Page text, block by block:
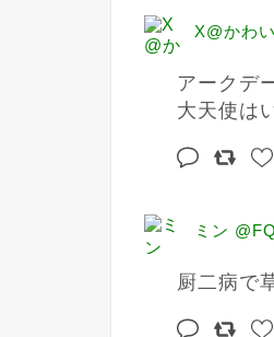
X@かわ
アークデ
大天使は
ミン
厨二病で